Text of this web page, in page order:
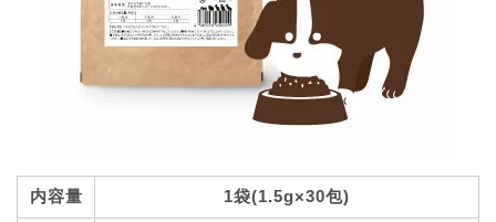
内容量 1袋(1.5g×30包)